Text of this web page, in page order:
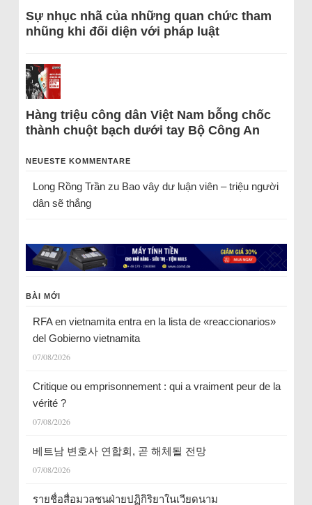
Sự nhục nhã của những quan chức tham
nhũng khi đối diện với pháp luật
Hàng triệu công dân Việt Nam bỗng chốc
thành chuột bạch dưới tay Bộ Công An
NEUESTE KOMMENTARE
Long Rồng Trầnzu Bao vây dư luận viên – triệu người
dân sẽ thắng
BÀI MỚI
RFA en vietnamita entra en la lista de «reaccionarios»
del Gobierno vietnamita
07/08/2026
Critique ou emprisonnement : qui a vraiment peur de la
vérité ?
07/08/2026
베트남 변호사 연합회, 곧 해체될 전망
07/08/2026
รายชื่อสื่อมวลชนฝ่ายปฏิกิริยาในเวียดนาม